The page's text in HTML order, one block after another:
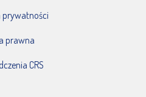
prywatności
prawna
CRS